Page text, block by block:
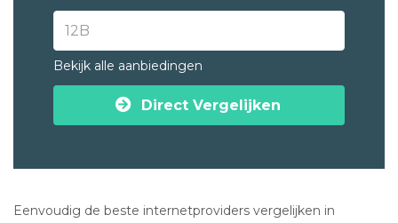
Bekijk alle aanbiedingen
Direct Vergelijken
Eenvoudig de beste internetproviders vergelijken in